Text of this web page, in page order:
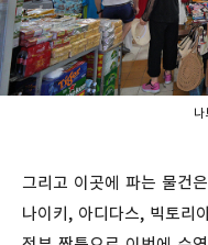
그리고 이곳에 파는 물건
나이키, 아디다스, 빅토리